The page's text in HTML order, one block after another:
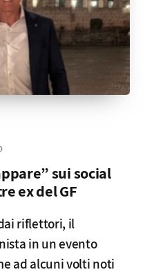
sui social
ex del GF
riflettori, il
in un evento
ad alcuni volti noti